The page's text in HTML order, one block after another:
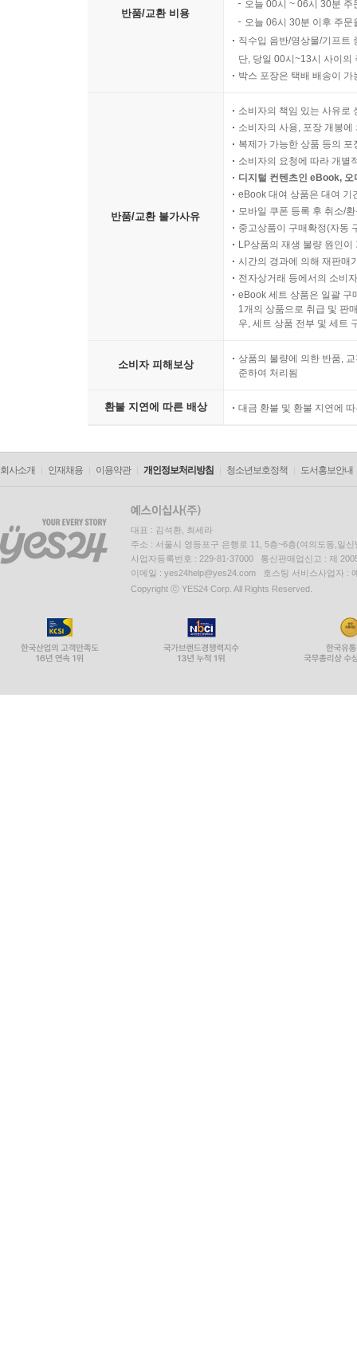
반품/교환 비용
오늘 00시 ~ 06시 30분
오늘 06시 30분 이후 주
직수입 음반/영상물/기프트
단, 당일 00시~13시 사이의
박스 포장은 택배 배송이
반품/교환 불가사유
소비자의 책임 있는 사유로
소비자의 사용, 포장 개봉
복제가 가능한 상품 등의
소비자의 요청에 따라 개별
디지털 컨텐츠인 eBook,
eBook 대여 상품은 대여 기
모바일 쿠폰 등록 후 취소/
중고상품이 구매확정(자동
LP상품의 재생 불량 원인
시간의 경과에 의해 재판매
전자상거래 등에서의 소비
eBook 세트 상품은 일괄 구
1개의 상품으로 취급 및 판
우, 세트 상품 전부 및 세트
소비자 피해보상
상품의 불량에 의한 반품,
준하여 처리됨
환불 지연에 따른 배상 대금 환불 및 환불 지연에
회사소개 인재채용 이용약관 개인정보처리방침 청소년보호정책 도서홍보안내
대표 : 김석환, 최세라
주소 : 서울시 영등포구 은행로 11, 5층~6층(여의도동,일신
사업자등록번호 : 229-81-37000 통신판매업신고 : 제
이메일 : yes24help@yes24.com 호스팅 서비스사업자 :
Copyright ⓒ YES24 Corp. All Rights Reserved.